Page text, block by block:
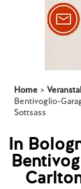
Home
Bentivoglio-
Sottsass
In